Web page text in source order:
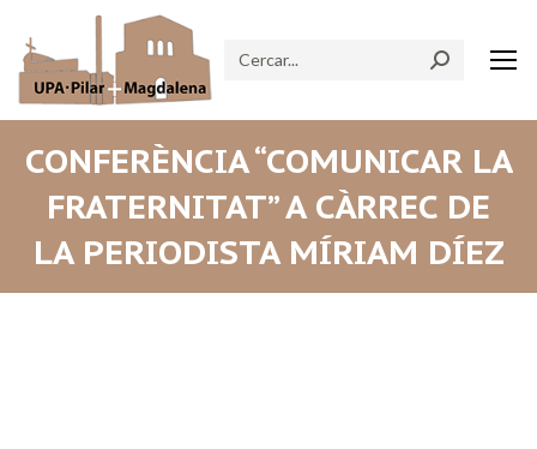
Search:
CONFERÈNCIA “COMUNICAR LA
FRATERNITAT” A CÀRREC DE
LA PERIODISTA MÍRIAM DÍEZ